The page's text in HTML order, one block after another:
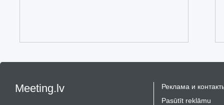
Meeting.lv
Реклама и
Pasūtīt reklāmu